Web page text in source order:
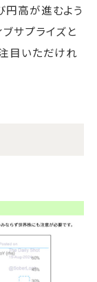
円高が進むよう
サプライズと
目いただけれ